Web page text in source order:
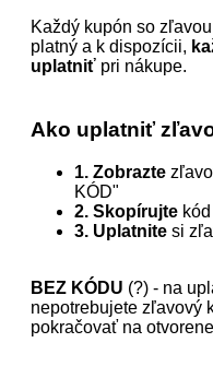
Každý kupón so
platný a k dispozícii,
uplatniť pri nákupe.
Ako uplatniť
1. Zobrazte
KÓD"
2. Skopírujte
3. Uplatnite si
BEZ KÓDU (?) - na
nepotrebujete zľavový
pokračovať na